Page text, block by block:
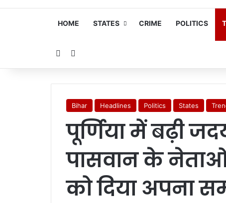
HOME STATES CRIME POLITICS
Random Article
Bihar Headlines Politics States
पूर्णिया में बढ़ी
पासवान के
को दिया अपना